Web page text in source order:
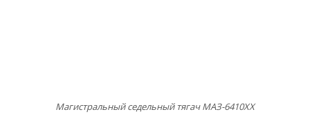
Магистральный седельный тягач МАЗ-6410ХХ